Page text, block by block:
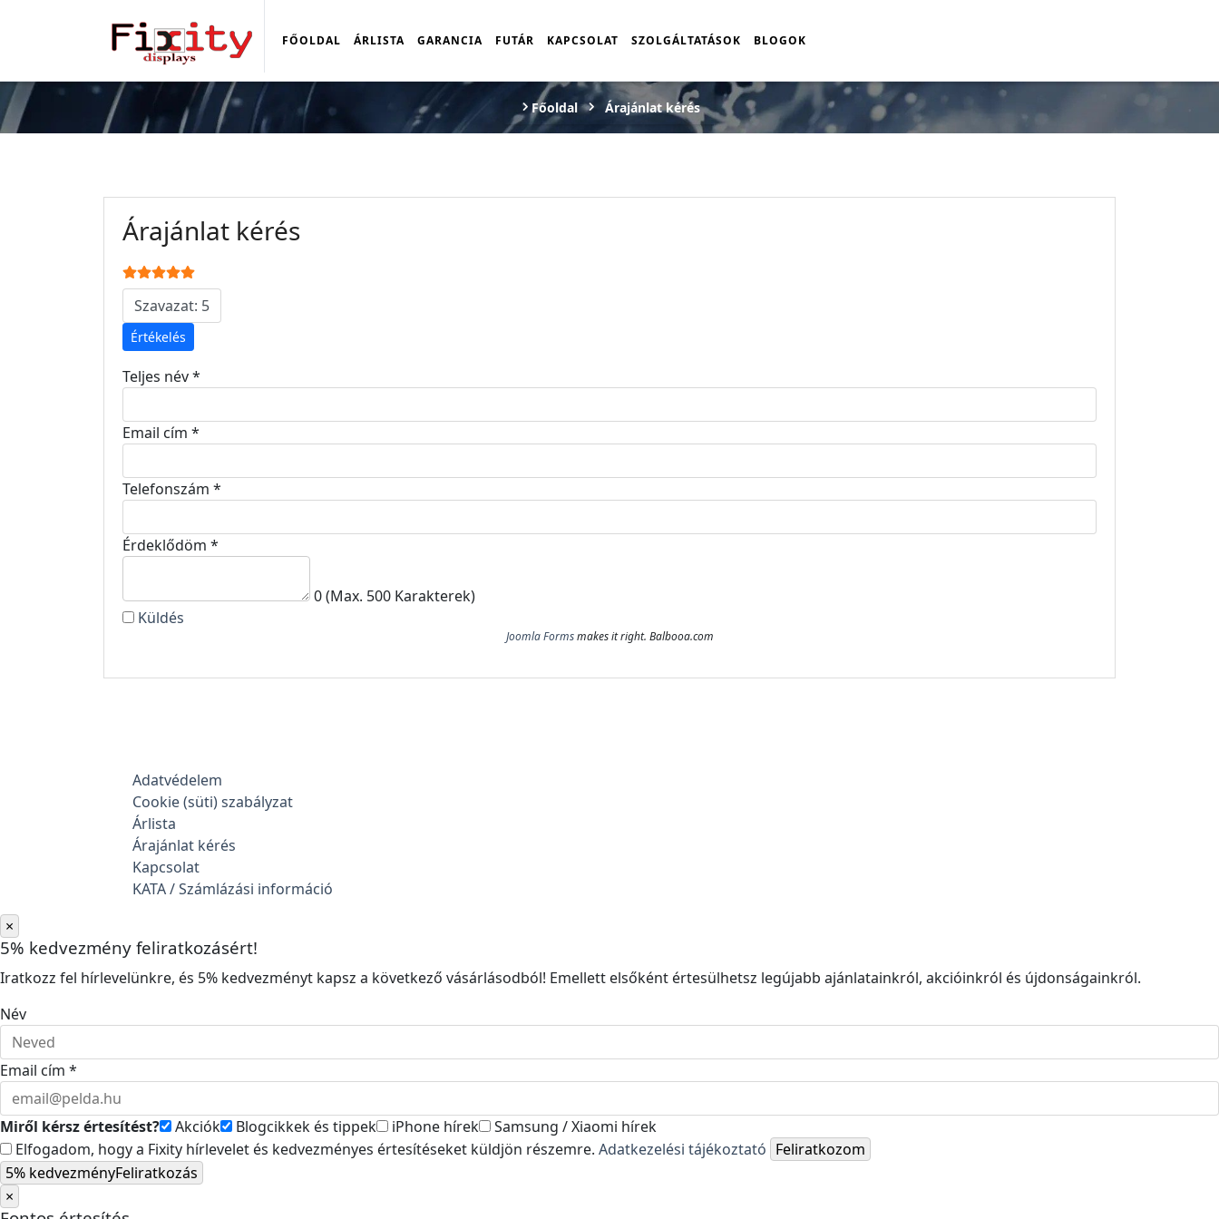
FŐOLDAL ÁRLISTA GARANCIA FUTÁR KAPCSOLAT SZOLGÁLTATÁSOK BLOGOK
Főoldal Árajánlat kérés
Árajánlat kérés
Olvasóink értékelése:
Kérjük, értékelje
Teljes név*
Email cím *
Telefonszám *
Érdeklődöm *
0(Max. 500 Karakterek)
Küldés
Joomla Formsmakes it right. Balbooa.com
Adatvédelem
Cookie (süti) szabályzat
Árlista
Árajánlat kérés
Kapcsolat
KATA / Számlázási információ
×
5% kedvezmény feliratkozásért!
Iratkozz fel hírlevelünkre, és 5% kedvezményt kapsz a következő vásárlásodból! Emellett elsőként értesülhetsz legújabb ajánlatainkról, akcióinkról és újdonságainkról.
Név
Email cím *
Miről kérsz értesítést? Akciók Blogcikkek és tippek iPhone hírek
Samsung / Xiaomi hírek
Elfogadom, hogy a Fixity hírlevelet és kedvezményes értesítéseket küldjön részemre. Adatkezelési tájékoztató Feliratkozom
5% kedvezményFeliratkozás
×